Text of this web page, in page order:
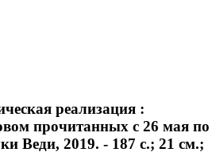
реализация :
прочитанных с 26 мая по
Веди, 2019. - 187 с.; 21 см.;